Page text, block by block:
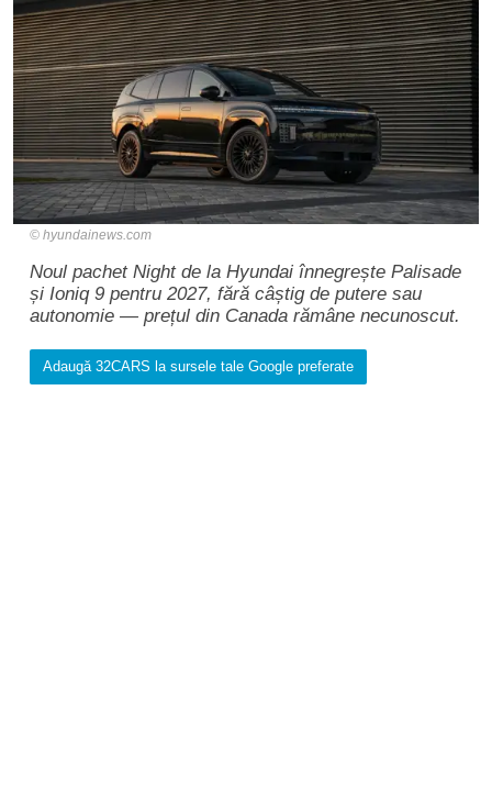
hyundainews.com
Noul pachet Night de la Hyundai înnegrește Palisade
și Ioniq 9 pentru 2027, fără câștig de putere sau
autonomie — prețul din Canada rămâne necunoscut.
Adaugă 32CARS la sursele tale Google preferate